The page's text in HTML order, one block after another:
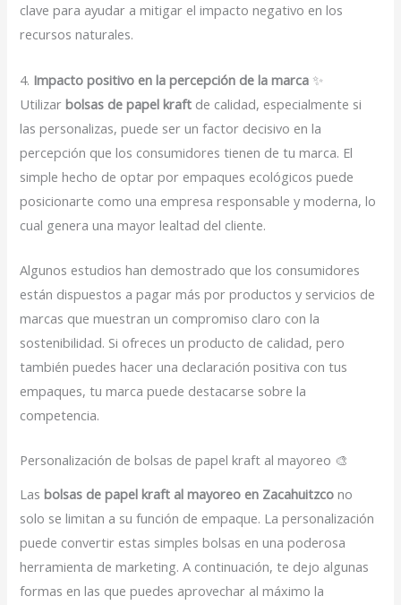
clave para ayudar a mitigar el impacto negativo en los
recursos naturales.
4. Impacto positivo en la percepción de la marca ✨
Utilizarbolsas de papel kraft de calidad, especialmente si
las personalizas, puede ser un factor decisivo en la
percepción que los consumidores tienen de tu marca. El
simple hecho de optar por empaques ecológicos puede
posicionarte como una empresa responsable y moderna, lo
cual genera una mayor lealtad del cliente.
Algunos estudios han demostrado que los consumidores
están dispuestos a pagar más por productos y servicios de
marcas que muestran un compromiso claro con la
sostenibilidad. Si ofreces un producto de calidad, pero
también puedes hacer una declaración positiva con tus
empaques, tu marca puede destacarse sobre la
competencia.
Personalización de bolsas de papel kraft al mayoreo 🎨
Lasbolsas de papel kraft al mayoreo en Zacahuitzco no
solo se limitan a su función de empaque. La personalización
puede convertir estas simples bolsas en una poderosa
herramienta de marketing. A continuación, te dejo algunas
formas en las que puedes aprovechar al máximo la